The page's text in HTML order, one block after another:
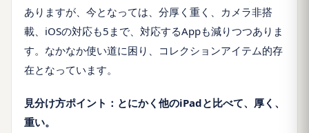
ありますが、今となっては、分厚く重く、カメラ非搭
載、 iOSの対応も5 まで、対応するAppも減りつつありま
す。なかなか使い道に困り、コレクションアイテム的存
在となっています。
見分け方ポイント：とにかく他のiPadと比べて、厚く、
重い。